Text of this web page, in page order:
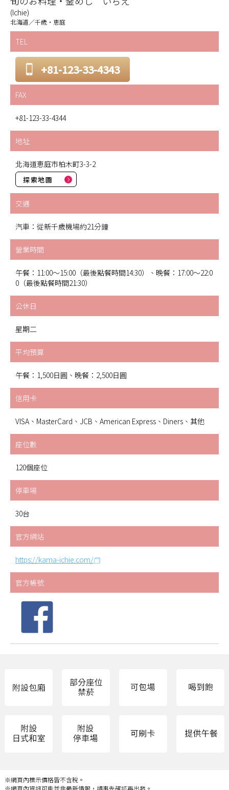
(Ichie)
北海道／千歳・恵庭
TEL
+81-123-33-4343
FAX
+81-123-33-4344
地址
北海道恵庭市柏木町3-3-2
探索地圖
交通
汽車：從新千歲機場約21分鐘
營業時間
午餐：11:00～15:00（最後點餐時間14:30）、晚餐：17:00～22:0
0（最後點餐時間21:30）
公休日
星期二
平均預算
午餐：1,500日圓、晚餐：2,500日圓
信用卡
VISA、MasterCard、JCB、American Express、Diners、其他
座位數
120個座位
停車場
30台
官方網站
https://kama-ichie.com/
官方帳號
※網頁內標示價格皆不含稅。
※網頁內資訊可能並非最新情報，請事先確認再出發。